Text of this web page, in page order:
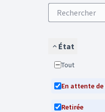
État
Tout
En attente
Retirée